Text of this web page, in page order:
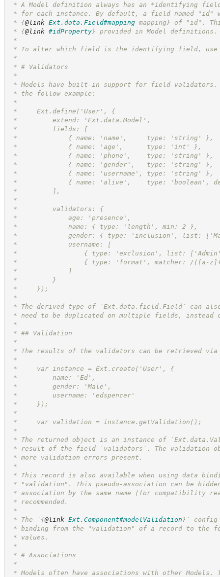
* A Model definition always has an *identifying
* for each instance. By default, a field named "id"
* {@link Ext.data.Field#mapping mapping} of "id".
* {@link #idProperty} provided in Model definitions.
*
* To alter which field is the identifying field,
*
* # Validators
*
* Models have built-in support for field validators.
* the follow example:
*
*     Ext.define('User', {
*         extend: 'Ext.data.Model',
*         fields: [
*             { name: 'name',     type: 'string' },
*             { name: 'age',      type: 'int' },
*             { name: 'phone',    type: 'string' },
*             { name: 'gender',   type: 'string' },
*             { name: 'username', type: 'string' },
*             { name: 'alive',    type: 'boolean',
*         ],
*
*         validators: {
*             age: 'presence',
*             name: { type: 'length', min: 2 },
*             gender: { type: 'inclusion', list:
*             username: [
*                 { type: 'exclusion', list:
*                 { type: 'format', matcher: /
*             ]
*         }
*     });
*
* The derived type of `Ext.data.field.Field` can
* need to be duplicated on multiple fields, instead
*
* ## Validation
*
* The results of the validators can be retrieved
*
*     var instance = Ext.create('User', {
*         name: 'Ed',
*         gender: 'Male',
*         username: 'edspencer'
*     });
*
*     var validation = instance.getValidation();
*
* The returned object is an instance of
* result of the field `validators`. The validation
* more validation errors present.
*
* This record is also available when using data
* "validation". This pseudo-association can be
* association by the same name (for compatibility
* recommended.
*
* The ` {@link Ext.Component#modelValidation } ` config
* binding from the "validation" of a record to the
* values.
*
* # Associations
*
* Models often have associations with other Models.